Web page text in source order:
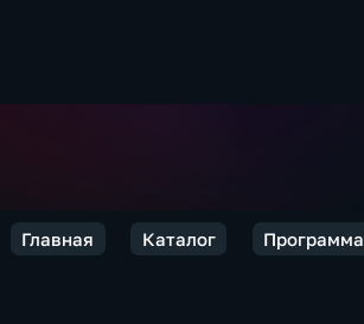
Главная Каталог Программа